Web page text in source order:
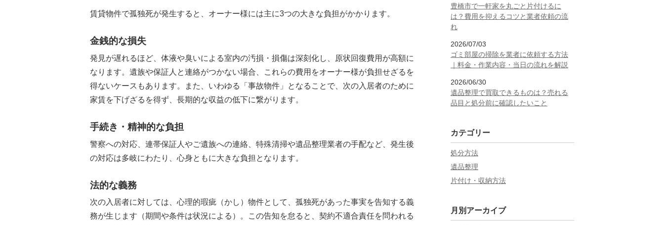
賃貸物件で孤独死が発生すると、オーナー様には主に3つの大きな負担がかかります。
金銭的な損失
発見が遅れるほど、体液や臭いによる室内の汚損・損傷は深刻化し、原状回復費用が高額に
なります。遺族や保証人と連絡がつかない場合、これらの費用をオーナー様が負担せざるを
得ないケースもあります。また、いわゆる「事故物件」となることで、次の入居者のために
家賃を下げざるを得ず、長期的な収益の低下に繋がります。
手続き・精神的な負担
警察への対応、連帯保証人やご遺族への連絡、特殊清掃や遺品整理業者の手配など、発生後
の対応は多岐にわたり、心身ともに大きな負担となります。
法的な義務
次の入居者に対しては、心理的瑕疵（かし）物件として、孤独死があった事実を告知する義
務が生じます（期間や条件は状況による）。この告知を怠ると、契約不適合責任を問われる
豊橋市で一軒家を丸ごと片付けるに
は？費用を抑えるコツと業者依頼の流
れ
2026/07/03
ゴミ部屋の掃除を業者に依頼する方法
｜料金・作業内容・当日の流れを解説
2026/06/30
遺品整理で買取できるものは？売れる
品目と処分前に確認したいこと
カテゴリー
処分方法
遺品整理
片付け・収納方法
月別アーカイブ